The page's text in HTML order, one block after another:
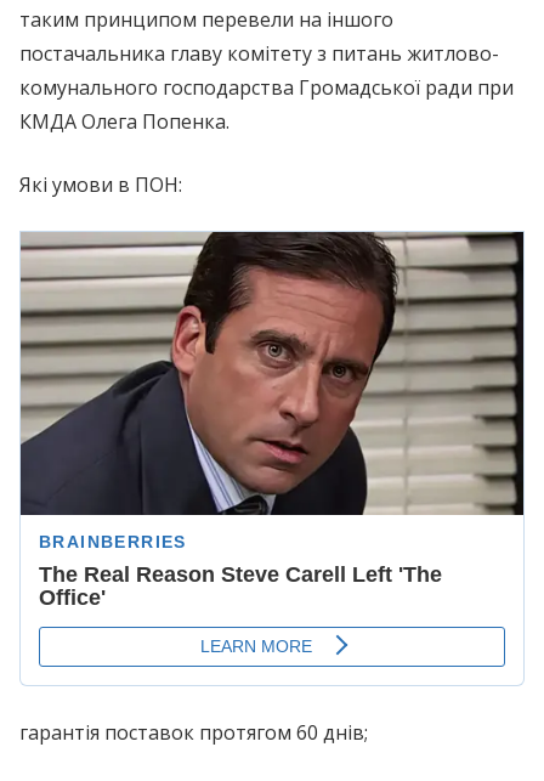
таким принципом перевели на іншого
постачальника главу комітету з питань житлово-
комунального господарства Громадської ради при
КМДА Олега Попенка.
Які умови в ПОН:
гарантія поставок протягом 60 днів;